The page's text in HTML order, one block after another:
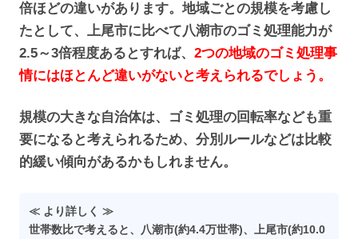
倍ほどの違いがあります。地域ごとの規模を考慮し
たとして、上尾市に比べて八潮市のゴミ処理能力が
2.5～3倍程度あるとすれば、 2つの地域のゴミ処理事
情にはほとんど違いがないと考えられるでしょう。
規模の大きな自治体は、ゴミ処理の回転率なども重
要になると考えられるため、分別ルールなどは比較
的緩い傾向があるかもしれません。
≪ より詳しく ≫
世帯数比で考えると、八潮市(約4.4万世帯)、上尾市(約10.0